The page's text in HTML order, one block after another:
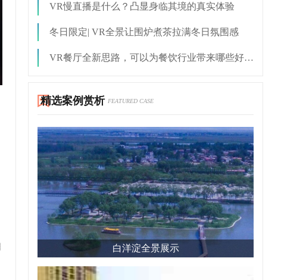
VR慢直播是什么？凸显身临其境的真实体验
冬日限定| VR全景让围炉煮茶拉满冬日氛围感
VR餐厅全新思路，可以为餐饮行业带来哪些好处？
精选案例赏析 FEATURED CASE
白洋淀全景展示